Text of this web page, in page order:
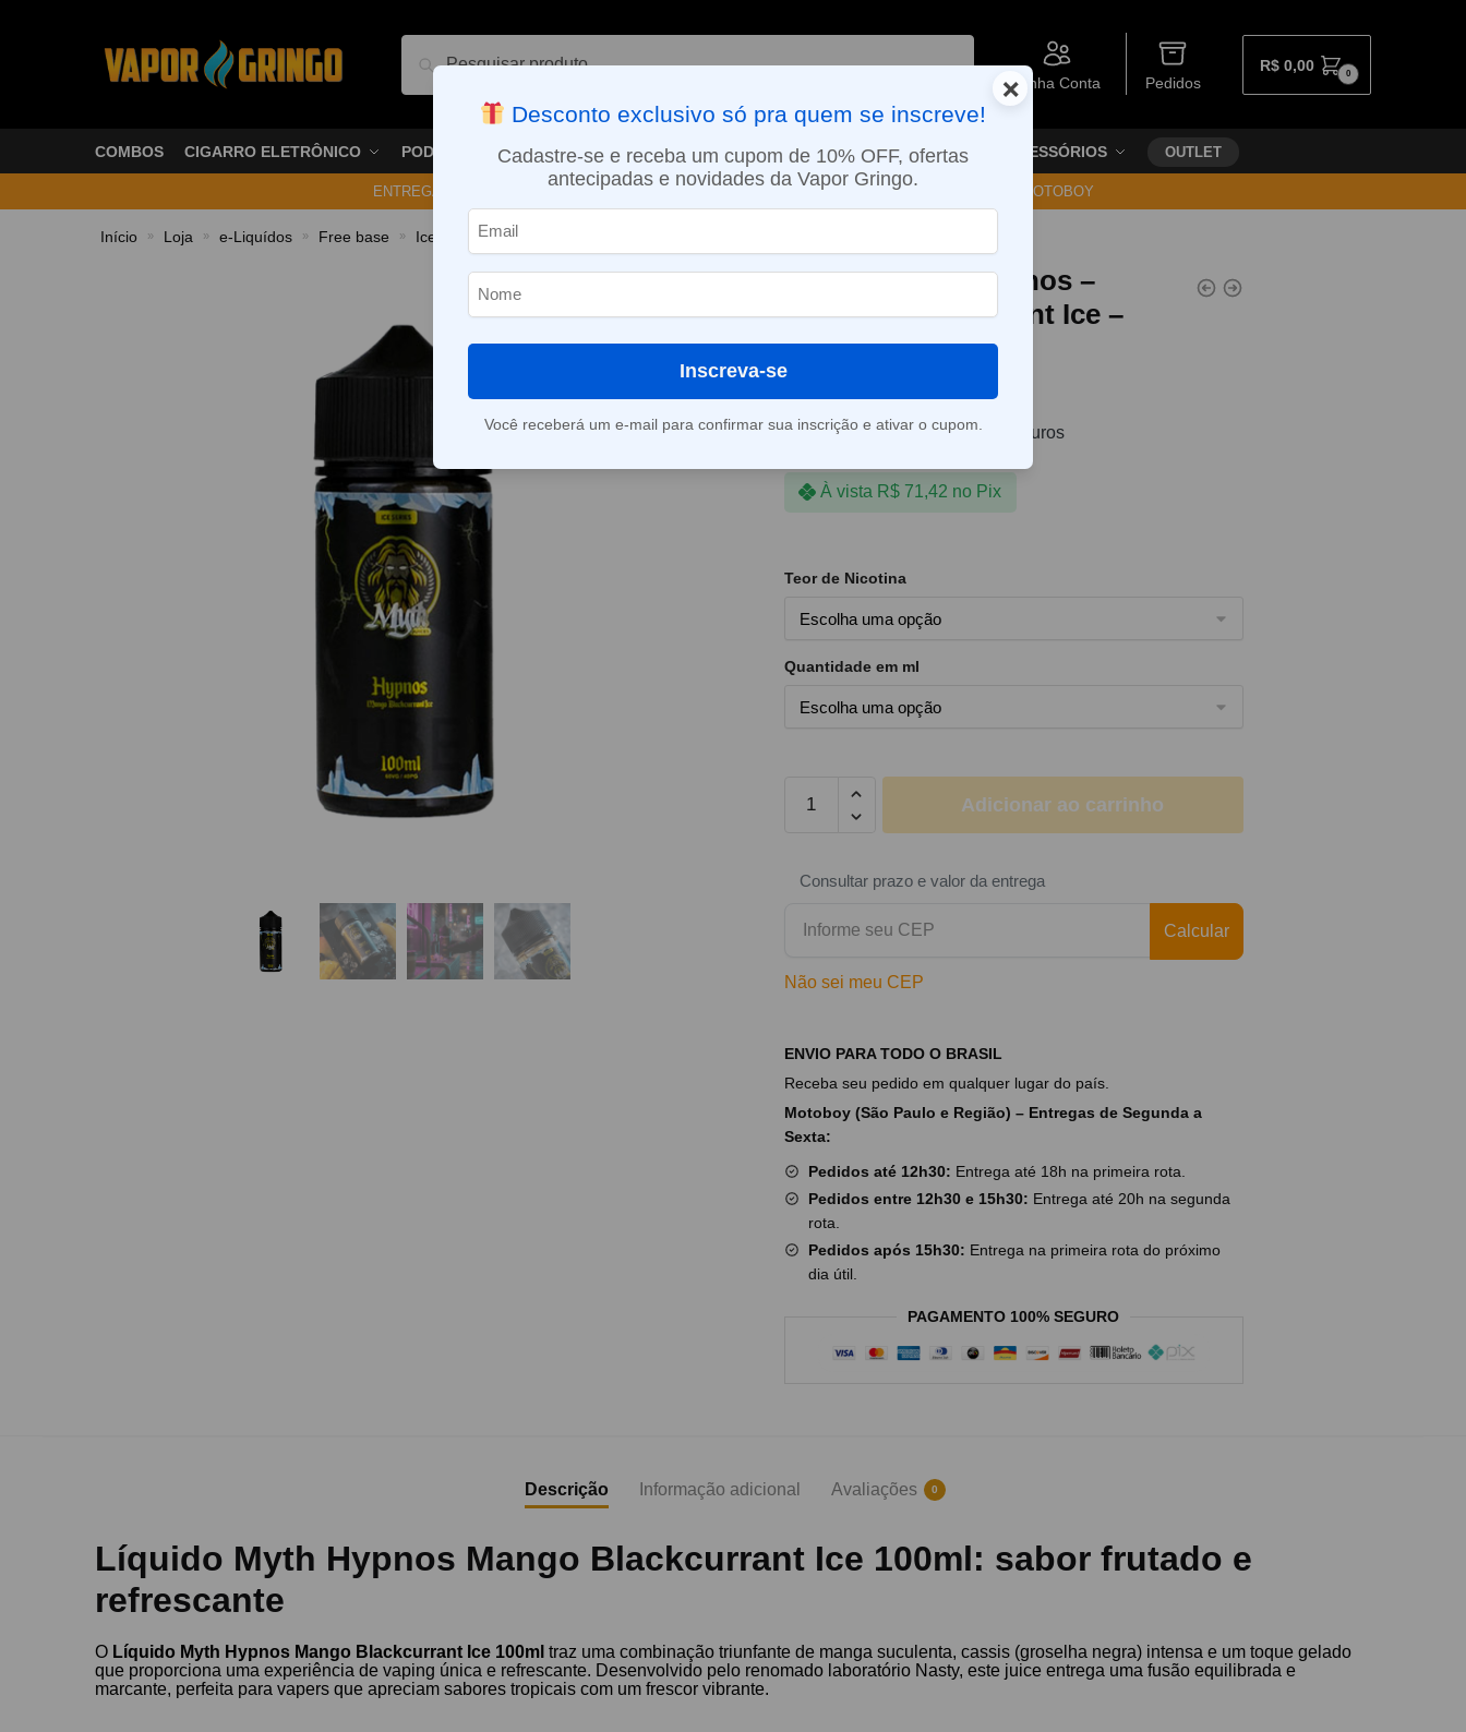
Pesquisar
Minha Conta Pedidos
R$ 0,00 0
COMBOS CIGARRO ELETRÔNICO PODS VAPORIZADOR DE ERVAS E-LIQUÍDOS NICOTINA ORAL ACESSÓRIOS OUTLET
ENTREGA NO MESMO DIA EM SÃO PAULO (SEG A SEX): PEDIDOS APROVADOS ATÉ 15:30 VIA MOTOBOY
Início » Loja » e-Liquídos » Free base » Ice Líquido Myth Hypnos – Mango Blackcurrant Ice – 100ml
Líquido Myth Hypnos –
Mango Blackcurrant Ice –
100ml
Em até 3x de R$24,97 sem juros
À vista R$ 71,42 no Pix
Teor de Nicotina
Quantidade em ml
Adicionar ao carrinho
Consultar prazo e valor da entrega
Calcular
Não sei meu CEP
ENVIO PARA TODO O BRASIL
Receba seu pedido em qualquer lugar do país.
Motoboy (São Paulo e Região) – Entregas de Segunda a
Sexta:
Pedidos até 12h30: Entrega até 18h na primeira rota.
Pedidos entre 12h30 e 15h30: Entrega até 20h na segunda
rota.
Pedidos após 15h30: Entrega na primeira rota do próximo
dia útil.
PAGAMENTO 100% SEGURO
Descrição Informação adicional Avaliações 0
Líquido Myth Hypnos Mango Blackcurrant Ice 100ml: sabor frutado e
refrescante
O Líquido Myth Hypnos Mango Blackcurrant Ice 100ml traz uma combinação triunfante de manga suculenta, cassis (groselha negra) intensa e um toque gelado
que proporciona uma experiência de vaping única e refrescante. Desenvolvido pelo renomado laboratório Nasty, este juice entrega uma fusão equilibrada e
marcante, perfeita para vapers que apreciam sabores tropicais com um frescor vibrante.
×
Desconto exclusivo só pra quem se inscreve!
Cadastre-se e receba um cupom de 10% OFF, ofertas
antecipadas e novidades da Vapor Gringo.
Inscreva-se
Você receberá um e-mail para confirmar sua inscrição e ativar o cupom.